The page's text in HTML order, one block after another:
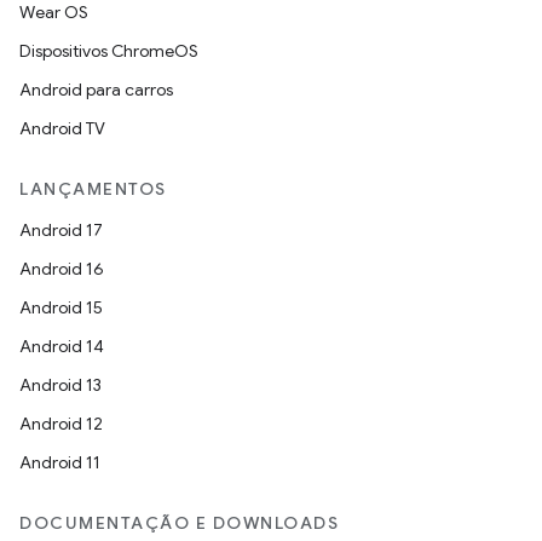
Wear OS
Dispositivos ChromeOS
Android para carros
Android TV
LANÇAMENTOS
Android 17
Android 16
Android 15
Android 14
Android 13
Android 12
Android 11
DOCUMENTAÇÃO E DOWNLOADS